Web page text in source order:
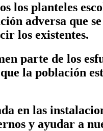
planteles
adversa que
los existentes.
parte de los
que la población
en las
y ayudar a